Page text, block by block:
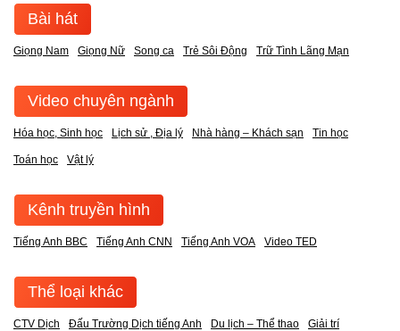
Bài hát
Giọng Nam Giọng Nữ Song ca Trẻ Sôi Động Trữ Tình Lãng Mạn
Video chuyên ngành
Hóa học, Sinh học Lịch sử , Địa lý Nhà hàng – Khách sạn Tin học
Toán học Vật lý
Kênh truyền hình
Tiếng Anh BBC Tiếng Anh CNN Tiếng Anh VOA Video TED
Thể loại khác
CTV Dịch Đấu Trường Dịch tiếng Anh Du lịch – Thể thao Giải trí